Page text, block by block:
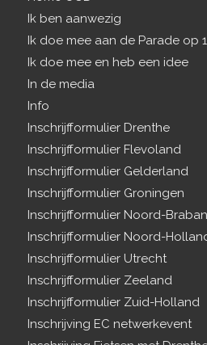
Ik ben aanwezig
Ik doe mee aan de Parade op
Ik doe mee en heb een idee
In de media
Info
Inschrijfformulier Drenthe
Inschrijfformulier Flevoland
Inschrijfformulier Gelderland
Inschrijfformulier Groningen
Inschrijfformulier Noord-
Inschrijfformulier Noord-
Inschrijfformulier Utrecht
Inschrijfformulier Zeeland
Inschrijfformulier Zuid-Holland
Inschrijving EC netwerkevent